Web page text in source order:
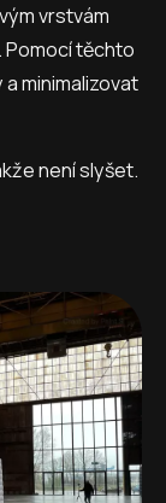
vrstvám
Pomocí těchto
minimalizovat
není slyšet.